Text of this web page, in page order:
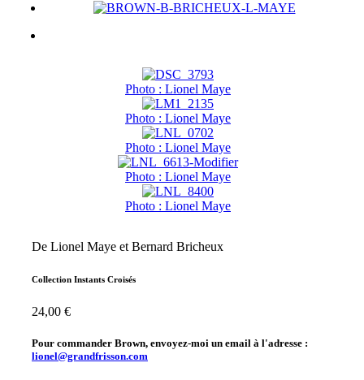
Photo : Lionel Maye
Photo : Lionel Maye
Photo : Lionel Maye
Photo : Lionel Maye
Photo : Lionel Maye
De Lionel Maye et Bernard Bricheux
Collection Instants Croisés
24,00 €
Pour commander Brown, envoyez-moi un email à l'adresse :
lionel@grandfrisson.com